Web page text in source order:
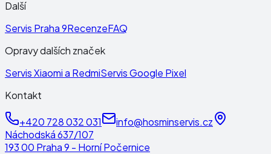
Další
Servis Praha 9RecenzeFAQ
Opravy dalších značek
Servis Xiaomi a RedmiServis Google Pixel
Kontakt
+420 728 032 031
info@hosminservis.cz
Náchodská 637/107
193 00 Praha 9 - Horní Počernice